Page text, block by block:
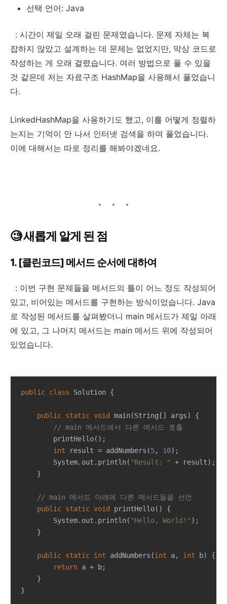
선택 언어: Java
: 시간이 제일 오래 걸린 문제였습니다. 문제 자체는 복
잡하지 않았고 설계하는 데 문제는 없었지만, 막상 코드로
작성하는 게 오래 걸렸습니다. 여러 방법으로 풀 수 있을
것 같은데 저는 자료구조 HashMap을 사용해서 풀었습니
다.
LinkedHashMap을 사용하기도 했고, 이를 어떻게 정렬하
는지는 기억이 안 나서 인터넷 검색을 하며 풀었습니다.
이에 대해서는 따로 정리를 해봐야겠네요.
🧐 새롭게 알게 된 점
1. [클린코드] 메서드 순서에 대하여
: 이번 구현 문제들을 메서드의 틀이 어느 정도 작성되어
있고, 비어있는 메서드를 구현하는 방식이었습니다. Java
로 작성된 메서드를 살펴봤더니 main 메서드가 제일 아래
에 있고, 그 나머지 메서드는 main 메서드 위에 작성되어
있었습니다.
public class Solution {
public static void main(String[] args)
{
// main 메서드에서 다른 메서드 호출
printHello();
int result = addNumbers(5, 10);
System.out.println( "Result: "
+ result);
}
// main 메서드 아래에 다른 메서드들을 선언
public static void printHello()
{
System.out.println( "Hello, World!" );
}
public static int addNumbers (int a, int b)
{
return a + b;
}
}